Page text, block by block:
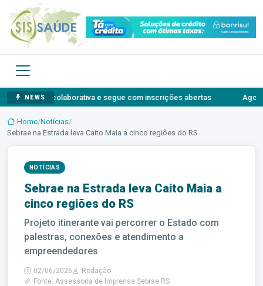
NEWS
colaborativa e segue com inscrições abertas Agosto Lilás: o
Home/Notícias/
Sebrae na Estrada leva Caito Maia a cinco regiões do RS
NOTÍCIAS
Sebrae na Estrada leva Caito Maia a
cinco regiões do RS
Projeto itinerante vai percorrer o Estado com
palestras, conexões e atendimento a
empreendedores
02/06/2026
Redação
Fonte: Assessoria de Imprensa Sebrae RS